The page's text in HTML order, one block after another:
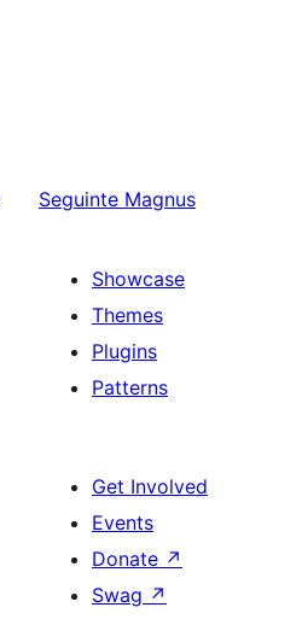
Seguinte Magnus
Showcase
Themes
Plugins
Patterns
Get Involved
Events
Donate ↗
Swag ↗